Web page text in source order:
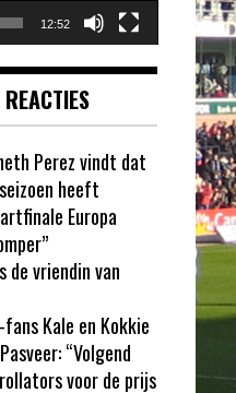
12:52
Perez vindt dat
heeft
Europa
de vriendin van
Kale en Kokkie
“Volgend
voor de prijs